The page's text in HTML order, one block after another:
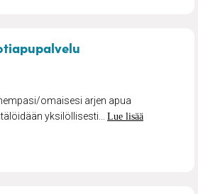
omaisesi arjen apua
yksilöllisesti... Lue lisää